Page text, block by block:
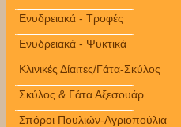
Ενυδρειακά - Τροφές
Ενυδρειακά - Ψυκτικά
Κλινικές Δίαιτες/Γάτα-Σκύλος
Σκύλος & Γάτα Αξεσουάρ
Σπόροι Πουλιών-Αγριοπούλια